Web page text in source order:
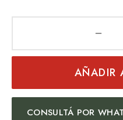
AÑADIR
CONSULTÁ POR